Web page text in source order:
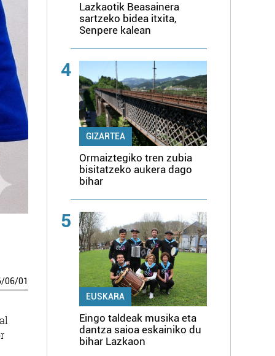
/06/01
Lazkaotik Beasainera
sartzeko bidea itxita,
Senpere kalean
4
GIZARTEA
Ormaiztegiko tren zubia
bisitatzeko aukera dago
bihar
5
EUSKARA
Eingo taldeak musika eta
dantza saioa eskainiko du
bihar Lazkaon